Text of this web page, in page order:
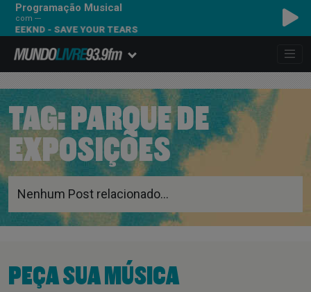
Programação Musical
com ---
- SAVE YOUR TEARS
TAG: PARQUE DE
EXPOSIÇÕES
Nenhum Post relacionado...
PEÇA SUA MÚSICA